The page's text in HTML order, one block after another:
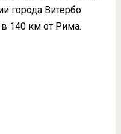
города Витербо
140 км от Рима.